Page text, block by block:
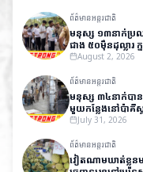
ព័ត៌មានអន្តរជាតិ
មនុស្ស ១៣នាក់ប្រ
ជាង ៥០ម៉ឺនដុល្លារ
នៅឥណ្ឌា
August 2, 2026
ព័ត៌មានអន្តរជាតិ
មនុស្ស ៣៤នាក់បាន
មួយកន្លែងនៅប៉ាគីស្
July 31, 2026
ព័ត៌មានអន្តរជាតិ
វៀតណាមឃាត់ខ្លួន